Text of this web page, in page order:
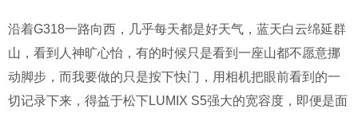
沿着G318一路向西，几乎每天都是好天气，蓝天白云绵延群
山，看到人神旷心怡，有的时候只是看到一座山都不愿意挪
动脚步，而我要做的只是按下快门，用相机把眼前看到的一
切记录下来，得益于松下LUMIX S5强大的宽容度，即便是面